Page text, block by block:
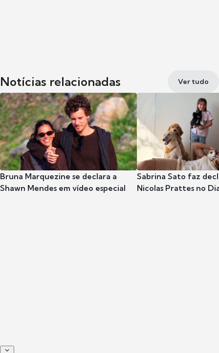
Notícias relacionadas Ver tudo
Bruna Marquezine se declara a
Shawn Mendes em vídeo especial
Sabrina Sato faz
Nicolas Prattes no